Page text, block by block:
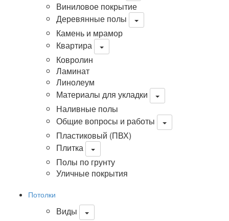
Виниловое покрытие
Деревянные полы
Камень и мрамор
Квартира
Ковролин
Ламинат
Линолеум
Материалы для укладки
Наливные полы
Общие вопросы и работы
Пластиковый (ПВХ)
Плитка
Полы по грунту
Уличные покрытия
Потолки
Виды